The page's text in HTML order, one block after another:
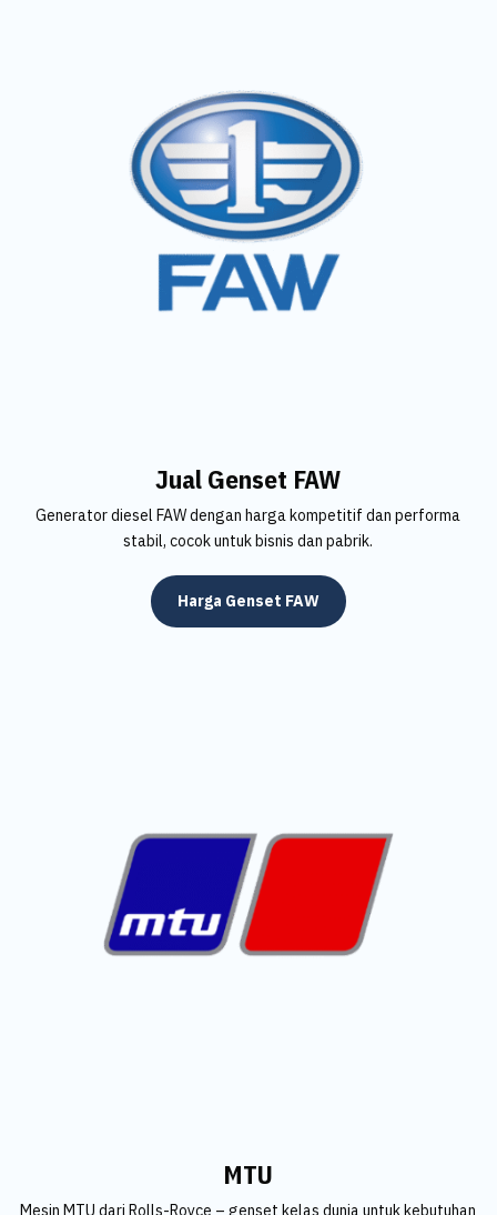
Jual Genset FAW
Generator diesel FAW dengan harga kompetitif dan performa
stabil, cocok untuk bisnis dan pabrik.
Harga Genset FAW
MTU